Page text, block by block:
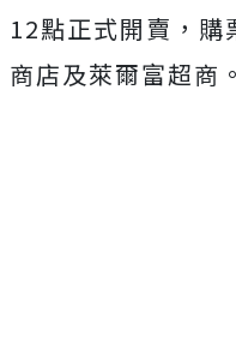
12點正式開賣，購
商店及萊爾富超商。